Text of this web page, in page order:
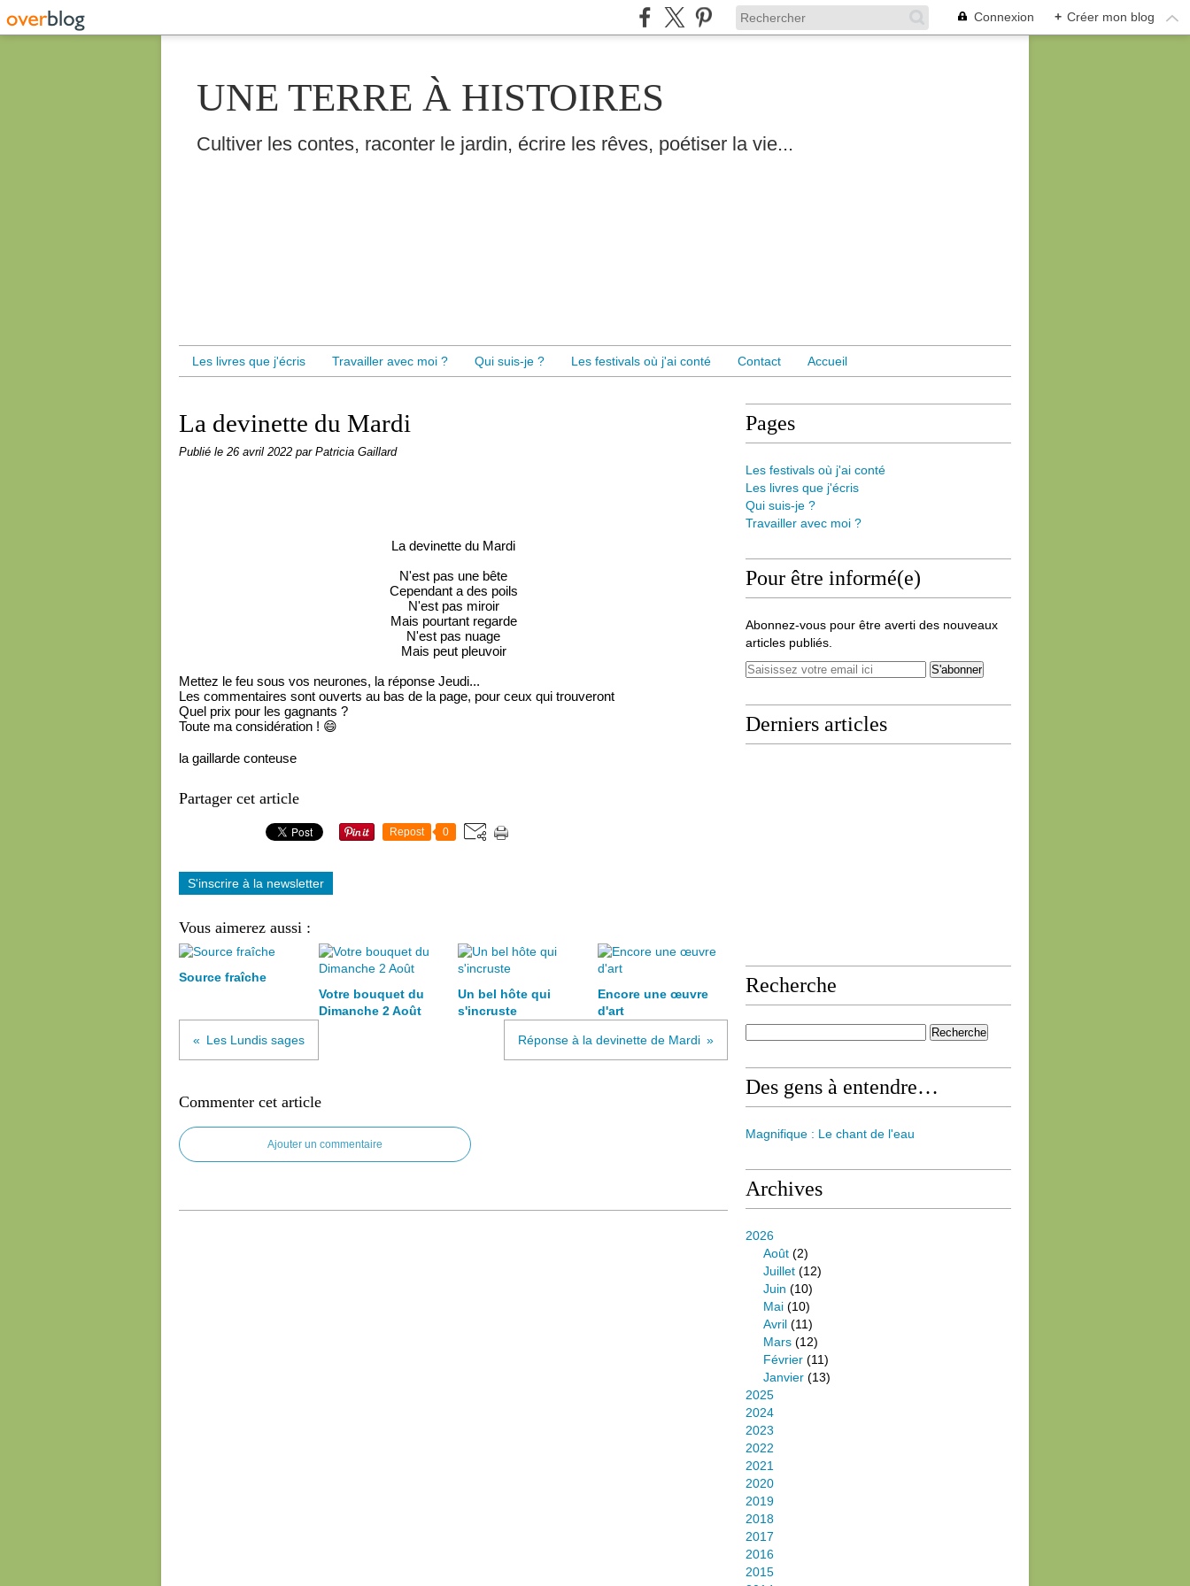
Connexion + Créer mon blog
UNE TERRE À HISTOIRES
Cultiver les contes, raconter le jardin, écrire les rêves, poétiser la vie...
Les livres que j'écris Travailler avec moi ? Qui suis-je ? Les festivals où j'ai conté Contact Accueil
La devinette du Mardi
Publié le 26 avril 2022 par Patricia Gaillard
La devinette du Mardi
N'est pas une bête
Cependant a des poils
N'est pas miroir
Mais pourtant regarde
N'est pas nuage
Mais peut pleuvoir
Mettez le feu sous vos neurones, la réponse Jeudi...
Les commentaires sont ouverts au bas de la page, pour ceux qui trouveront
Quel prix pour les gagnants ?
Toute ma considération ! 😄
la gaillarde conteuse
Partager cet article
Repost 0
S'inscrire à la newsletter
Vous aimerez aussi :
Source fraîche
Votre bouquet du
Dimanche 2 Août
Un bel hôte qui
s'incruste
Encore une œuvre
d'art
Les Lundis sages Réponse à la devinette de Mardi
Commenter cet article
Ajouter un commentaire
Pages
Les festivals où j'ai conté
Les livres que j'écris
Qui suis-je ?
Travailler avec moi ?
Pour être informé(e)
Abonnez-vous pour être averti des nouveaux
articles publiés.
Derniers articles
Recherche
Des gens à entendre…
Magnifique : Le chant de l'eau
Archives
2026
Août (2)
Juillet (12)
Juin (10)
Mai (10)
Avril (11)
Mars (12)
Février (11)
Janvier (13)
2025
2024
2023
2022
2021
2020
2019
2018
2017
2016
2015